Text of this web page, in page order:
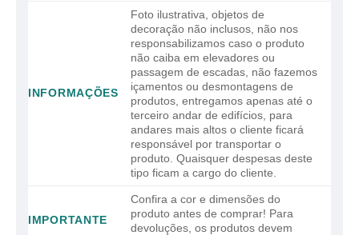
INFORMAÇÕES
Foto ilustrativa, objetos de
decoração não inclusos, não nos
responsabilizamos caso o produto
não caiba em elevadores ou
passagem de escadas, não fazemos
içamentos ou desmontagens de
produtos, entregamos apenas até o
terceiro andar de edifícios, para
andares mais altos o cliente ficará
responsável por transportar o
produto. Quaisquer despesas deste
tipo ficam a cargo do cliente.
IMPORTANTE
Confira a cor e dimensões do
produto antes de comprar! Para
devoluções, os produtos devem